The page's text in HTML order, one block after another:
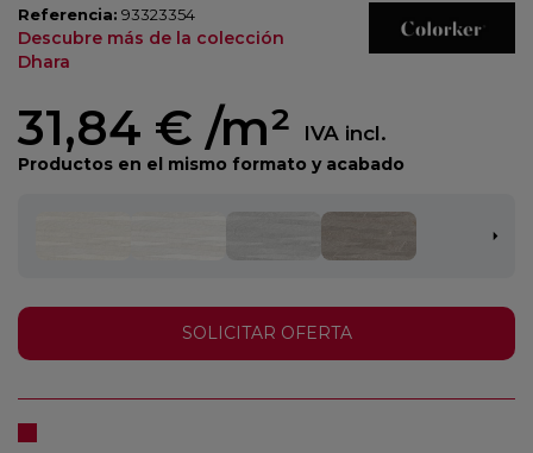
Referencia: 93323354
Descubre más de la colección
Dhara
31,84 € /m² IVA incl.
Productos en el mismo formato y acabado
SOLICITAR OFERTA